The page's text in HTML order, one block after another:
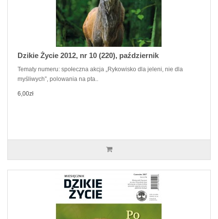
Dzikie Życie 2012, nr 10 (220), październik
Tematy numeru: społeczna akcja „Rykowisko dla jeleni, nie dla
myśliwych”, polowania na pta..
6,00zł